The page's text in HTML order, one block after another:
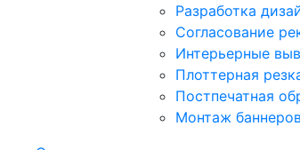
Разработка
Согласование
Интерьерные
Плоттерная
Постпечатная
Монтаж